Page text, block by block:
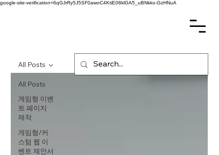
google-site-verification=6qGJrRy5J5SF0awoC4KtiE08klGA5_uBNkko-GzHNuA
All Posts
게임형 이벤
트 페이지
제작
게임형/커
스텀 웹 이
벤트 제안서
All Posts